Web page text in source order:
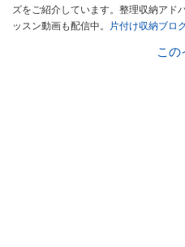
ズをご紹介しています。整理収納アド
ッスン動画も配信中。
片付け収納ブロ
この